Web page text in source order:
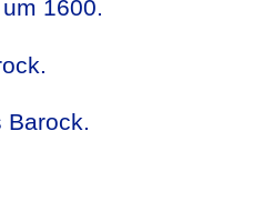
1600.
Barock.